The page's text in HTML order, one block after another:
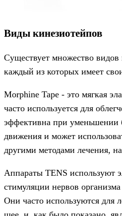
Виды кинезиотейпов
Существует множество
каждый из которых имеет
Morphine Tape - это мягкая
часто используется для
эффективна при уменьшении
движения и может
другими методами лечения,
Аппараты TENS используют
стимуляции нервов
Они часто используются для